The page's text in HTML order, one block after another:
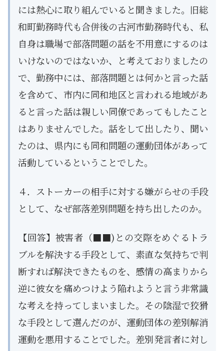
には熱心に取り組んでいると聞きました。旧総
和町勤務時代も合併後の古河市勤務時代も、私
自身は職場で部落問題の話を不用意にするのは
いけないのではないか、と考えておりましたの
で、勤務中には、部落問題とは何かと言った話
を含めて、市内に同和地区と言われる地域があ
ると言った話は親しい同僚であってもしたこと
はありませんでした。話をして出したり、聞い
たのは、県内にも同和問題の運動団体があって
活動しているということでした。
４．ストーカーの相手に対する嫌がらせの手段
として、なぜ部落差別問題を持ち出したのか。
【回答】被害者（■■)との交際をめぐるトラ
ブルを解決する手段として、素直な気持ちで判
断すれば解決できたものを、感情の高まりから
逆に彼女を痛めつけよう陥れようと言う非常識
な考えを持ってしまいました。その陰湿で狡猾
な手段として選んだのが、運動団体の差別解消
運動を悪用することでした。差別発言者に対し